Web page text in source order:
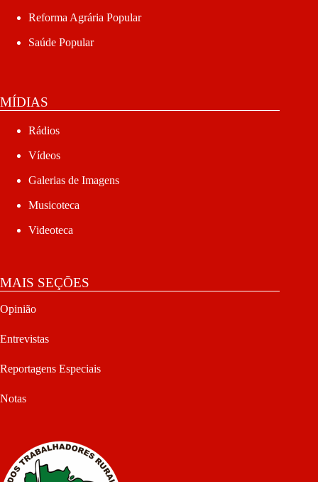
Reforma Agrária Popular
Saúde Popular
MÍDIAS
Rádios
Vídeos
Galerias de Imagens
Musicoteca
Videoteca
MAIS SEÇÕES
Opinião
Entrevistas
Reportagens Especiais
Notas